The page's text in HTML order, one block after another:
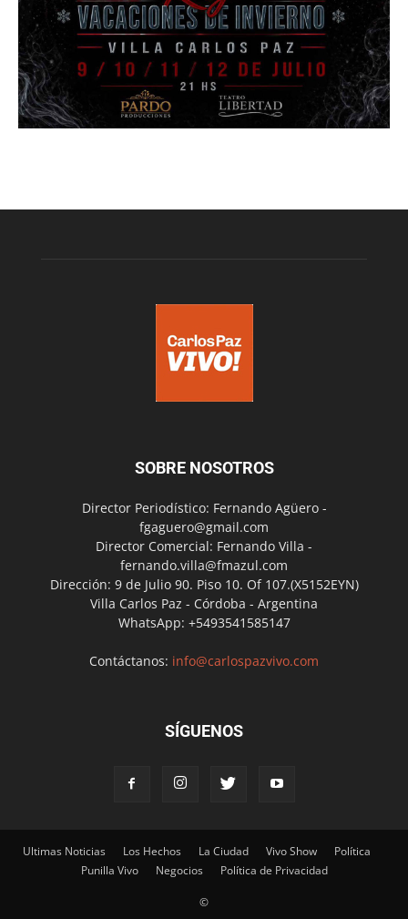
SOBRE NOSOTROS
Director Periodístico: Fernando Agüero -
fgaguero@gmail.com
Director Comercial: Fernando Villa -
fernando.villa@fmazul.com
Dirección: 9 de Julio 90. Piso 10. Of 107.(X5152EYN)
Villa Carlos Paz - Córdoba - Argentina
WhatsApp: +5493541585147
Contáctanos: info@carlospazvivo.com
SÍGUENOS
Ultimas Noticias Los Hechos La Ciudad Vivo Show
Política
Punilla Vivo
Negocios Política de Privacidad
©